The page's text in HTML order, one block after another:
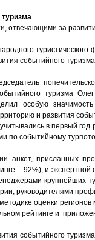
отвечающими за
событийного
туризма
особую
и развития
в первый
по событийному
анкет, присланных
– 92%), и
крупнейших
руководителями
оценки регионов
рейтинге и
событийного